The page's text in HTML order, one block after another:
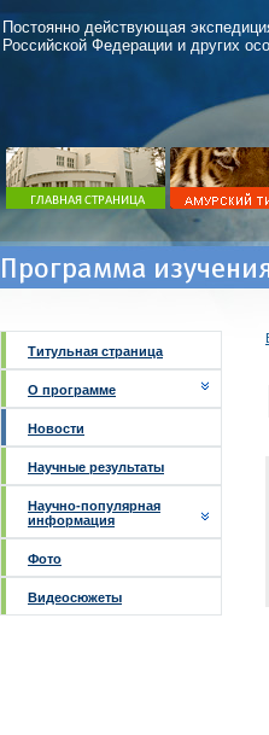
Постоянно действующая
Российской Федерации и других
Программа
Титульная страница
О программе
Новости
Научные результаты
Научно-популярная
информация
Фото
Видеосюжеты